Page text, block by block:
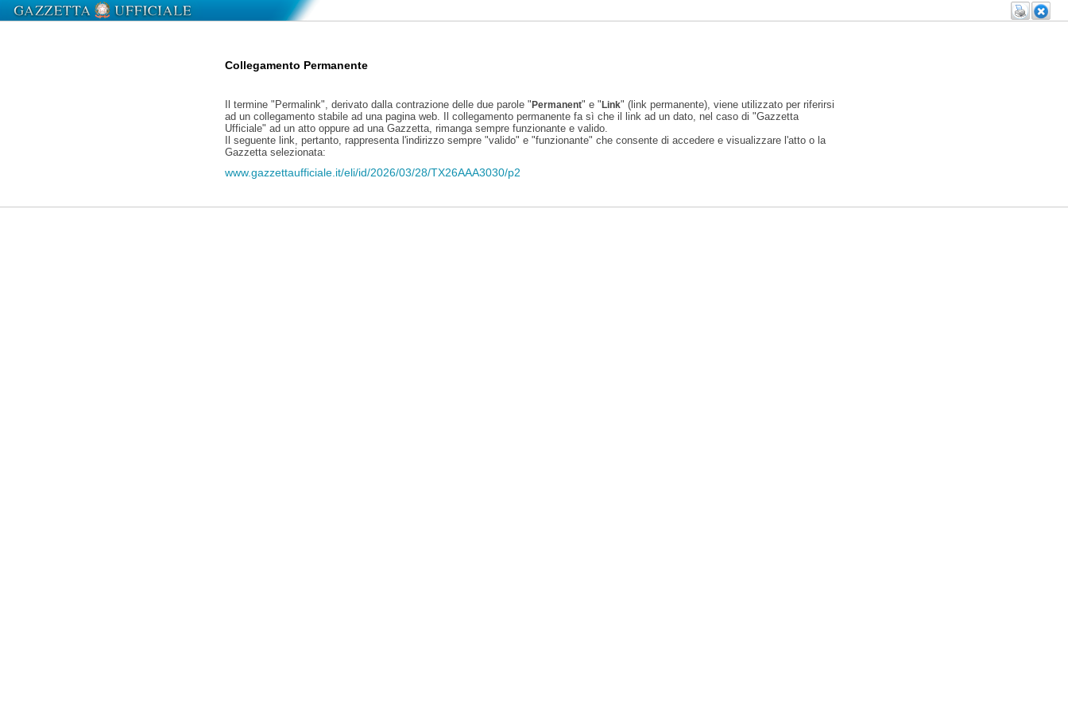
Collegamento Permanente
Il termine "Permalink", derivato dalla contrazione delle due parole "Permanent" e "Link" (link permanente), viene utilizzato per riferirsi
ad un collegamento stabile ad una pagina web. Il collegamento permanente fa sì che il link ad un dato, nel caso di "Gazzetta
Ufficiale" ad un atto oppure ad una Gazzetta, rimanga sempre funzionante e valido.
Il seguente link, pertanto, rappresenta l'indirizzo sempre "valido" e "funzionante" che consente di accedere e visualizzare l'atto o la
Gazzetta selezionata:
www.gazzettaufficiale.it/eli/id/2026/03/28/TX26AAA3030/p2